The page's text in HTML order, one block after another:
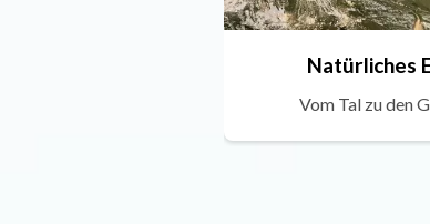
Natürliches
Vom Tal zu den